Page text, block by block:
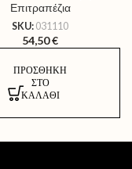
Επιτραπέζια
SKU: 031110
54,50€
ΠΡΟΣΘΉΚΗ
ΣΤΟ
ΚΑΛΆΘΙ